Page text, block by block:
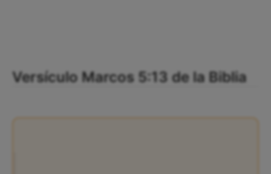
Versículo Marcos 5:13 de la Biblia